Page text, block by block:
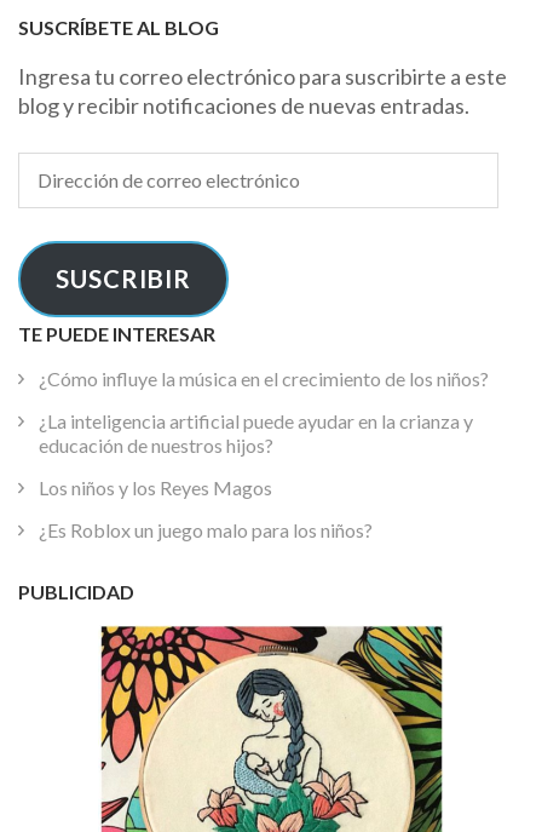
SUSCRÍBETE AL BLOG
Ingresa tu correo electrónico para suscribirte a este
blog y recibir notificaciones de nuevas entradas.
de
electrónico
SUSCRIBIR
TE PUEDE INTERESAR
¿Cómo influye la música en el crecimiento de los niños?
¿La inteligencia artificial puede ayudar en la crianza y
educación de nuestros hijos?
Los niños y los Reyes Magos
¿Es Roblox un juego malo para los niños?
PUBLICIDAD